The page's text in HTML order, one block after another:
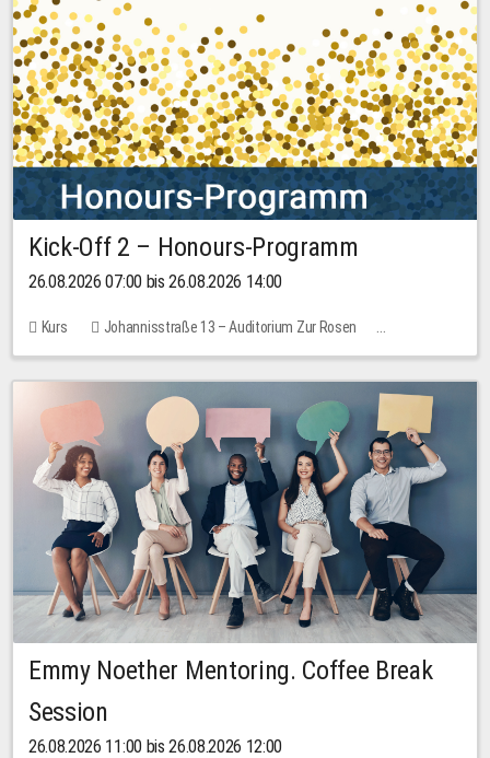
Kick-Off 2 – Honours-Programm
26.08.2026 07:00 bis 26.08.2026 14:00
Kurs
Johannisstraße 13 – Auditorium Zur Rosen
Keine freien Plätze
Emmy Noether Mentoring. Coffee Break
Session
26.08.2026 11:00 bis 26.08.2026 12:00